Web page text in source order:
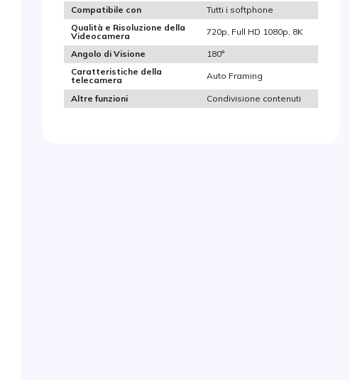
Compatibile con
Tutti i softphone
Qualità e Risoluzione della
Videocamera
720p, Full HD 1080p, 8K
Angolo di Visione
180°
Caratteristiche della
telecamera
Auto Framing
Altre funzioni Condivisione contenuti